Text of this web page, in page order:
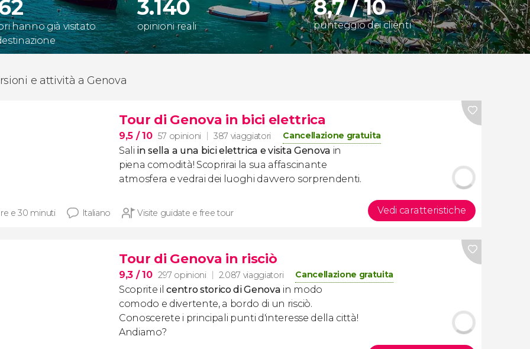
hanno già visitato
3.140
opinioni reali
8,7 / 10
punteggio dei clienti
e attività a Genova
Tour di Genova in bici elettrica
9,5 / 10 57 opinioni 387 viaggiatori Cancellazione gratuita
Sali in sella a una bici elettrica e visita Genova in
piena comodità! Scoprirai la sua affascinante
atmosfera e vedrai dei luoghi davvero sorprendenti.
e 30 minuti Italiano Visite guidate e free tour Vedi caratteristiche
Tour di Genova in risciò
9,3 / 10 297 opinioni 2.087 viaggiatori Cancellazione gratuita
Scoprite ilcentro storico di Genova in modo
comodo e divertente, a bordo di un risciò.
Conoscerete i principali punti d'interesse della città!
Andiamo?